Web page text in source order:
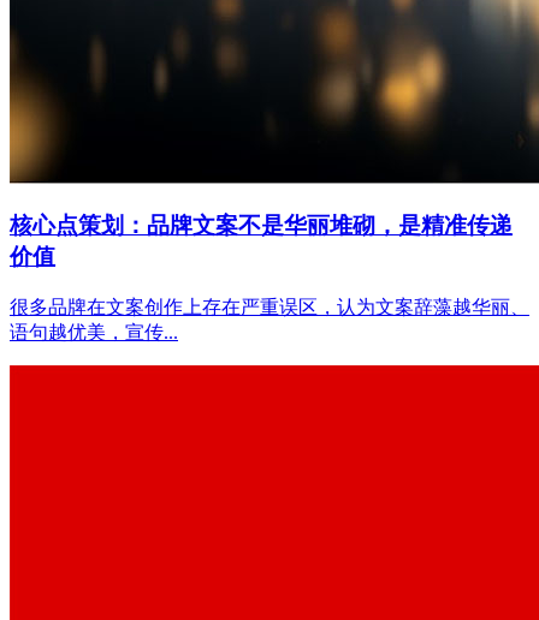
核心点策划：品牌文案不是华丽堆砌，是精准传递
价值
很多品牌在文案创作上存在严重误区，认为文案辞藻越华丽、
语句越优美，宣传...